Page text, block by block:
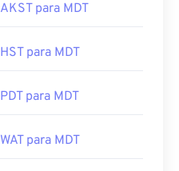
AKST para MDT
HST para MDT
PDT para MDT
WAT para MDT